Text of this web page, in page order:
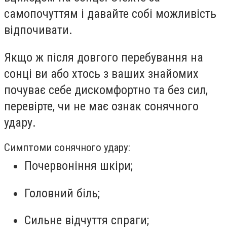
самопочуттям і давайте собі можливість
відпочивати.
Якщо ж після довгого перебування на
сонці ви або хтось з ваших знайомих
почуває себе дискомфортно та без сил,
перевірте, чи не має ознак сонячного
удару.
Симптоми сонячного удару:
Почервоніння шкіри;
Головний біль;
Сильне відчуття спраги;